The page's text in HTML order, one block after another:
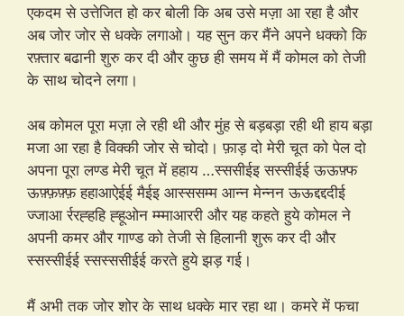
एकदम से उत्तेजित हो कर बोली कि अब उसे मज़ा आ रहा है और
अब जोर जोर से धक्के लगाओ। यह सुन कर मैंने अपने धक्को कि
रफ़्तार बढानी शुरु कर दी और कुछ ही समय में मैं कोमल को तेजी
के साथ चोदने लगा।
अब कोमल पूरा मज़ा ले रही थी और मुंह से बड़बड़ा रही थी हाय बड़ा
मजा आ रहा है विक्की जोर से चोदो। फ़ाड़ दो मेरी चूत को पेल दो
अपना पूरा लण्ड मेरी चूत में हहाय …स्ससीईइ सस्सीईई ऊऊफ़्फ
ऊफ़्फ़फ़्फ़ हहाआऐईई मैईइ आस्ससम्म आन्न मेन्नन ऊऊद्दद्ददीई
ज्जाआ र्ररह्हहि ह्हूओन म्म्माआररी और यह कहते हुये कोमल ने
अपनी कमर और गाण्ड को तेजी से हिलानी शुरू कर दी और
स्सस्सीईई स्सस्ससीईई करते हुये झड़ गई।
मैं अभी तक जोर शोर के साथ धक्के मार रहा था। कमरे में फचा